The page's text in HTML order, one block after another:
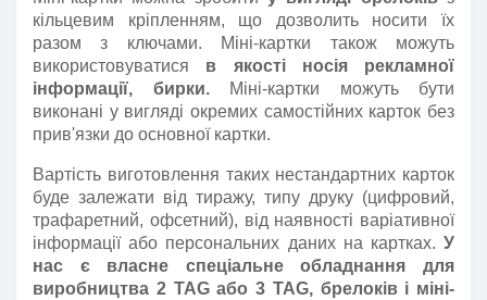
кільцевим кріпленням, що дозволить носити їх
разом з ключами. Міні-картки також можуть
використовуватися в якості носія рекламної
інформації, бирки.Міні-картки можуть бути
виконані у вигляді окремих самостійних карток без
прив'язки до основної картки.
Вартість виготовлення таких нестандартних карток
буде залежати від тиражу, типу друку (цифровий,
трафаретний, офсетний), від наявності варіативної
інформації або персональних даних на картках. У
нас є власне спеціальне обладнання для
виробництва 2 TAGабо 3 TAG, брелоків і міні-